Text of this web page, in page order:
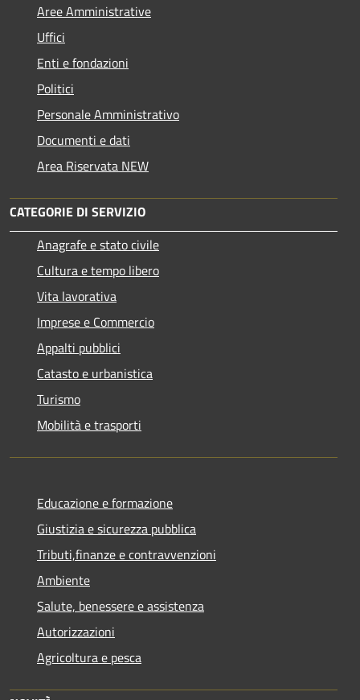
Aree Amministrative
Uffici
Enti e fondazioni
Politici
Personale Amministrativo
Documenti e dati
Area Riservata NEW
CATEGORIE DI SERVIZIO
Anagrafe e stato civile
Cultura e tempo libero
Vita lavorativa
Imprese e Commercio
Appalti pubblici
Catasto e urbanistica
Turismo
Mobilità e trasporti
Educazione e formazione
Giustizia e sicurezza pubblica
Tributi,finanze e contravvenzioni
Ambiente
Salute, benessere e assistenza
Autorizzazioni
Agricoltura e pesca